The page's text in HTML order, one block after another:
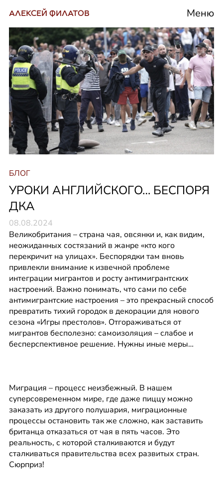
АЛЕКСЕЙ ФИЛАТОВ Меню
БЛОГ
УРОКИ АНГЛИЙСКОГО… БЕСПОРЯ
ДКА
08.08.2024
Великобритания – страна чая, овсянки и, как видим,
неожиданных состязаний в жанре «кто кого
перекричит на улицах». Беспорядки там вновь
привлекли внимание к извечной проблеме
интеграции мигрантов и росту антимигрантских
настроений. Важно понимать, что сами по себе
антимигрантские настроения – это прекрасный способ
превратить тихий городок в декорации для нового
сезона «Игры престолов». Отгораживаться от
мигрантов бесполезно: самоизоляция – слабое и
бесперспективное решение. Нужны иные меры…
Миграция – процесс неизбежный. В нашем
суперсовременном мире, где даже пиццу можно
заказать из другого полушария, миграционные
процессы остановить так же сложно, как заставить
британца отказаться от чая в пять часов. Это
реальность, с которой сталкиваются и будут
сталкиваться правительства всех развитых стран.
Сюрприз!